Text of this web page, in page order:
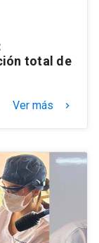
total de
Ver más keyboard_arrow_right